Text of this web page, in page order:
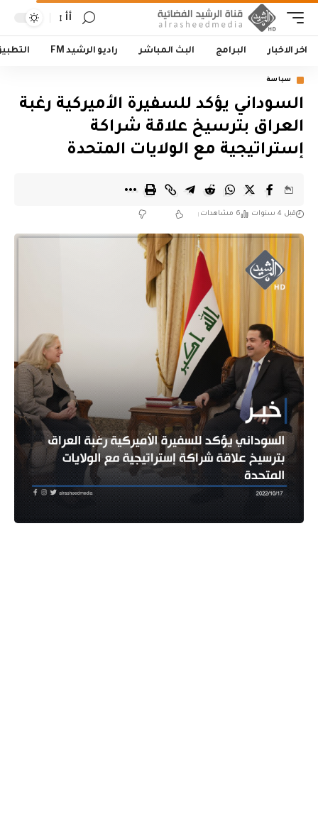
أأ
اخر الاخبار البرامج البث المباشر راديو الرشيد FM
سياسة
السوداني يؤكد للسفيرة الأميركية رغبة
العراق بترسيخ علاقة شراكة
إستراتيجية مع الولايات المتحدة
قبل 4 سنوات 6 مشاهدات